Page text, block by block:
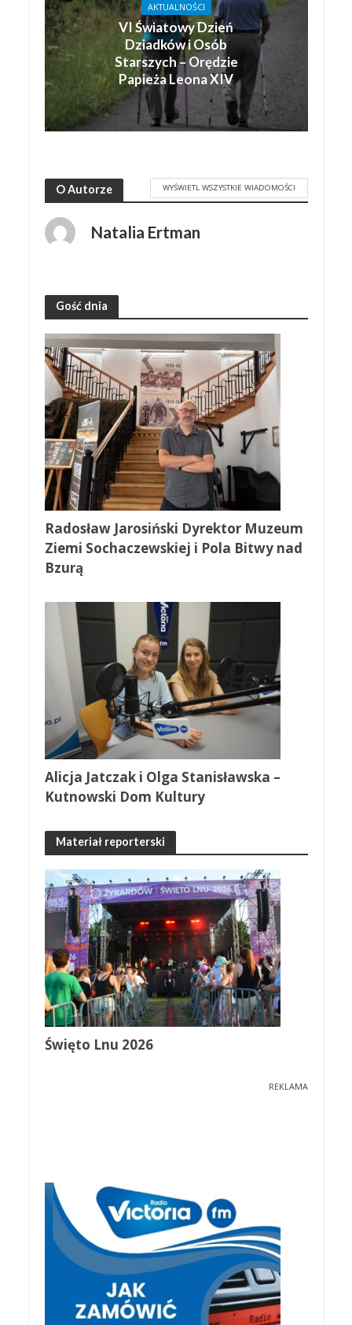
AKTUALNOŚCI
VI Światowy Dzień
Dziadków i Osób
Starszych – Orędzie
Papieża Leona XIV
O Autorze WYŚWIETL WSZYSTKIE WIADOMOŚCI
Natalia Ertman
Gość dnia
Radosław Jarosiński Dyrektor Muzeum
Ziemi Sochaczewskiej i Pola Bitwy nad
Bzurą
Alicja Jatczak i Olga Stanisławska –
Kutnowski Dom Kultury
Materiał reporterski
Święto Lnu 2026
REKLAMA